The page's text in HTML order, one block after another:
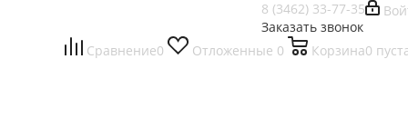
8 (3462) 33-77-35
Заказать звонок
Сравнение0 Отложенные 0 Корзина0